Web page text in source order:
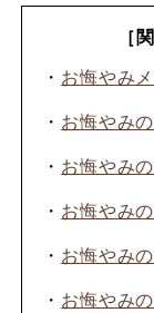
［
・ お悔やみ
・ お悔やみ
・ お悔やみ
・ お悔やみ
・ お悔やみ
・ お悔やみ